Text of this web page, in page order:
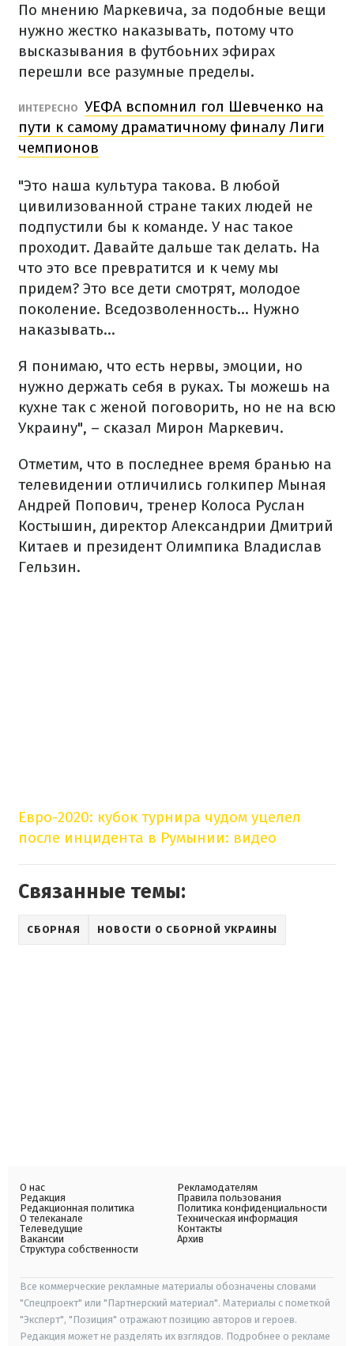
По мнению Маркевича, за подобные вещи
нужно жестко наказывать, потому что
высказывания в футбоьних эфирах
перешли все разумные пределы.
ИНТЕРЕСНО УЕФА вспомнил гол Шевченко на
пути к самому драматичному финалу Лиги
чемпионов
"Это наша культура такова. В любой
цивилизованной стране таких людей не
подпустили бы к команде. У нас такое
проходит. Давайте дальше так делать. На
что это все превратится и к чему мы
придем? Это все дети смотрят, молодое
поколение. Вседозволенность... Нужно
наказывать...
Я понимаю, что есть нервы, эмоции, но
нужно держать себя в руках. Ты можешь на
кухне так с женой поговорить, но не на всю
Украину", – сказал Мирон Маркевич.
Отметим, что в последнее время бранью на
телевидении отличились голкипер Мыная
Андрей Попович, тренер Колоса Руслан
Костышин, директор Александрии Дмитрий
Китаев и президент Олимпика Владислав
Гельзин.
Евро-2020: кубок турнира чудом уцелел
после инцидента в Румынии: видео
Связанные темы:
СБОРНАЯ НОВОСТИ О СБОРНОЙ УКРАИНЫ
О нас
Редакция
Редакционная политика
О телеканале
Телеведущие
Вакансии
Структура собственности
Рекламодателям
Правила пользования
Политика конфиденциальности
Техническая информация
Контакты
Архив
Все коммерческие рекламные материалы обозначены словами
"Спецпроект" или "Партнерский материал". Материалы с пометкой
"Эксперт", "Позиция" отражают позицию авторов и героев.
Редакция может не разделять их взглядов. Подробнее о рекламе